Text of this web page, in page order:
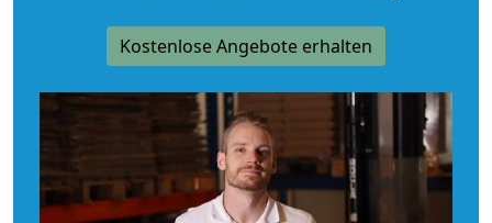
Kostenlose Angebote erhalten